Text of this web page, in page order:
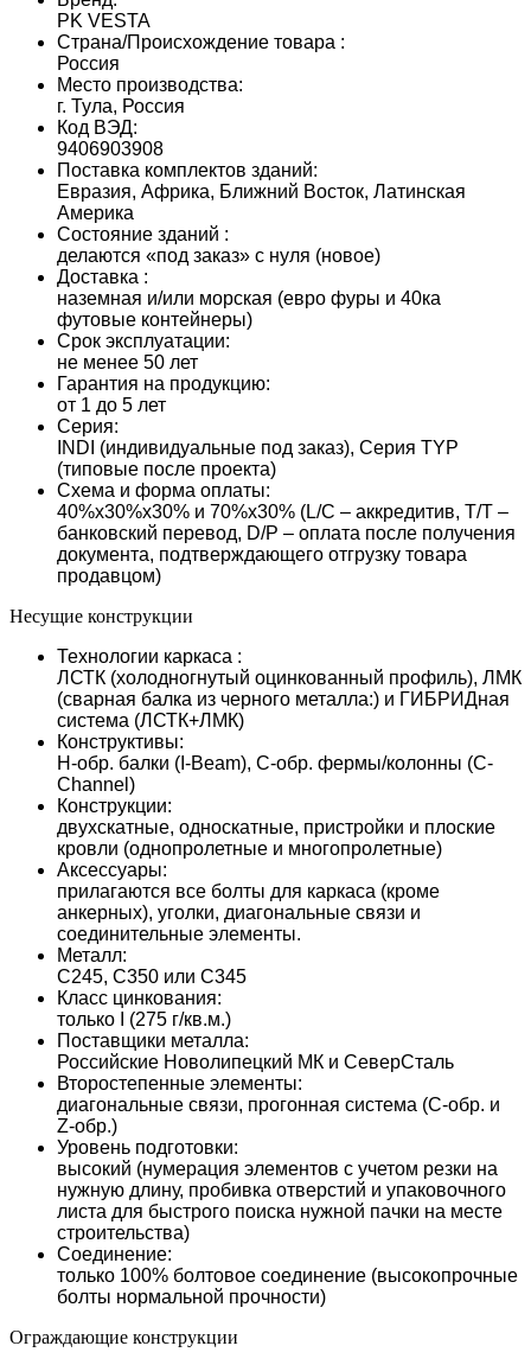
PK VESTA
Страна/Происхождение товара :
Россия
Место производства:
г. Тула, Россия
Код ВЭД:
9406903908
Поставка комплектов зданий:
Евразия, Африка, Ближний Восток, Латинская
Америка
Состояние зданий :
делаются «под заказ» с нуля (новое)
Доставка :
наземная и/или морская (евро фуры и 40ка
футовые контейнеры)
Срок эксплуатации:
не менее 50 лет
Гарантия на продукцию:
от 1 до 5 лет
Серия:
INDI (индивидуальные под заказ), Серия TYP
(типовые после проекта)
Схема и форма оплаты:
40%х30%х30% и 70%х30% (L/С – аккредитив, T/T –
банковский перевод, D/P – оплата после получения
документа, подтверждающего отгрузку товара
продавцом)
Несущие конструкции
Технологии каркаса :
ЛСТК (холодногнутый оцинкованный профиль), ЛМК
(сварная балка из черного металла:) и ГИБРИДная
система (ЛСТК+ЛМК)
Конструктивы:
H-обр. балки (I-Beam), C-обр. фермы/колонны (C-
Channel)
Конструкции:
двухскатные, односкатные, пристройки и плоские
кровли (однопролетные и многопролетные)
Аксессуары:
прилагаются все болты для каркаса (кроме
анкерных), уголки, диагональные связи и
соединительные элементы.
Металл:
С245, С350 или С345
Класс цинкования:
только I (275 г/кв.м.)
Поставщики металла:
Российские Новолипецкий МК и СеверСталь
Второстепенные элементы:
диагональные связи, прогонная система (С-обр. и
Z-обр.)
Уровень подготовки:
высокий (нумерация элементов с учетом резки на
нужную длину, пробивка отверстий и упаковочного
листа для быстрого поиска нужной пачки на месте
строительства)
Соединение:
только 100% болтовое соединение (высокопрочные
болты нормальной прочности)
Ограждающие конструкции